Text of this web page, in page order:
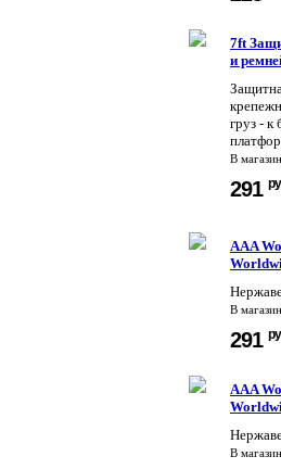
7ft
и
груз - к
В
291
AAA
В
291
AAA
В